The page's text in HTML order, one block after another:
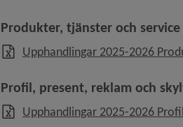
Produkter, tjänster och
Upphandlingar 2025-2026
Profil, present, reklam och
Upphandlingar 2025-2026